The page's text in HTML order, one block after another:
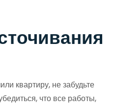
квартиру, не забудьте
что все работы,